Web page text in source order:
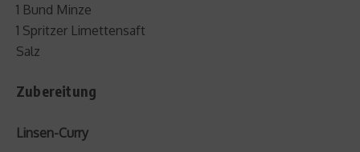
1 Bund Minze
1 Spritzer Limettensaft
Salz
Zubereitung
Linsen-Curry